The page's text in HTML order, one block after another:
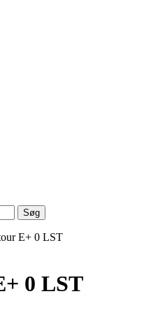
Søg
E+ 0 LST
0 LST